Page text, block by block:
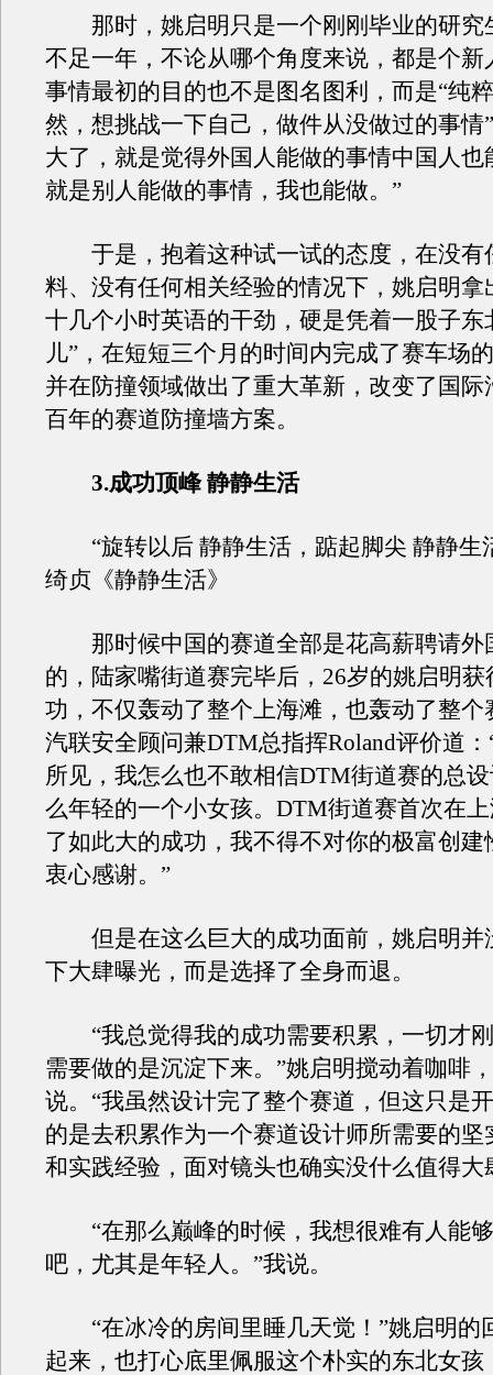
那时，姚启明只是一个刚刚毕业的研究
不足一年，不论从哪个角度来说，都是个新
事情最初的目的也不是图名图利，而是“纯
然，想挑战一下自己，做件从没做过的事情
大了，就是觉得外国人能做的事情中国人也
就是别人能做的事情，我也能做。”
于是，抱着这种试一试的态度，在没有
料、没有任何相关经验的情况下，姚启明拿
十几个小时英语的干劲，硬是凭着一股子东
儿”，在短短三个月的时间内完成了赛车场
并在防撞领域做出了重大革新，改变了国际
百年的赛道防撞墙方案。
3.成功顶峰 静静生活
“旋转以后 静静生活，踮起脚尖 静静
绮贞《静静生活》
那时候中国的赛道全部是花高薪聘请外
的，陆家嘴街道赛完毕后，26岁的姚启明获
功，不仅轰动了整个上海滩，也轰动了整个
汽联安全顾问兼DTM总指挥Roland评价道
所见，我怎么也不敢相信DTM街道赛的总
么年轻的一个小女孩。DTM街道赛首次在
了如此大的成功，我不得不对你的极富创建
衷心感谢。”
但是在这么巨大的成功面前，姚启明并
下大肆曝光，而是选择了全身而退。
“我总觉得我的成功需要积累，一切才
需要做的是沉淀下来。”姚启明搅动着咖啡
说。“我虽然设计完了整个赛道，但这只是
的是去积累作为一个赛道设计师所需要的坚
和实践经验，面对镜头也确实没什么值得大
“在那么巅峰的时候，我想很难有人能
吧，尤其是年轻人。”我说。
“在冰冷的房间里睡几天觉！”姚启明的
起来，也打心底里佩服这个朴实的东北女孩